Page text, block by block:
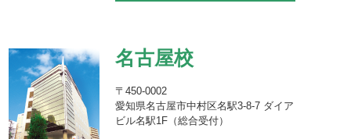
名古屋校
〒450-0002
愛知県名古屋市中村区名駅3-8-7 ダイア
ビル名駅1F（総合受付）